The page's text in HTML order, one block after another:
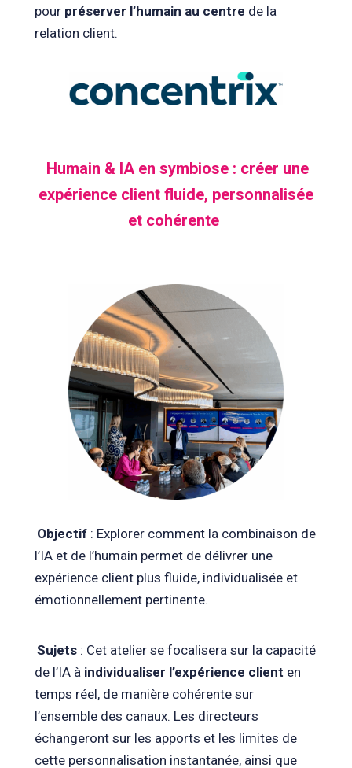
pour préserver l’humain au centre de la
relation client.
Humain & IA en symbiose : créer une
expérience client fluide, personnalisée
et cohérente
Objectif : Explorer comment la combinaison de
l’IA et de l’humain permet de délivrer une
expérience client plus fluide, individualisée et
émotionnellement pertinente.
Sujets : Cet atelier se focalisera sur la capacité
de l’IA à individualiser l’expérience client en
temps réel, de manière cohérente sur
l’ensemble des canaux. Les directeurs
échangeront sur les apports et les limites de
cette personnalisation instantanée, ainsi que